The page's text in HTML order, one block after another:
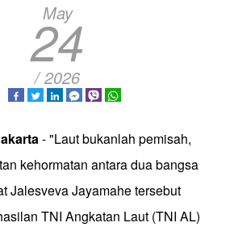
May
24
/ 2026
- "Laut bukanlah pemisah,
kehormatan antara dua bangsa
Jalesveva Jayamahe tersebut
TNI Angkatan Laut (TNI AL)